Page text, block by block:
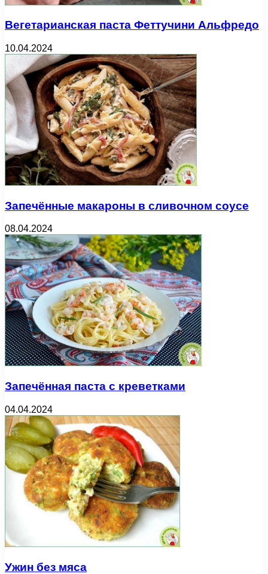
Вегетарианская паста Феттучини Альфредо
10.04.2024
Запечённые макароны в сливочном соусе
08.04.2024
Запечённая паста с креветками
04.04.2024
Ужин без мяса